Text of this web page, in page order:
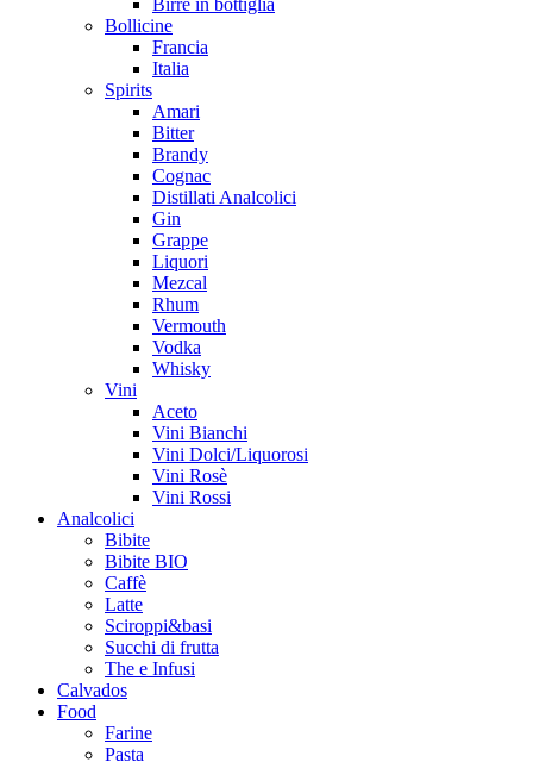
Bollicine
Francia
Italia
Spirits
Amari
Bitter
Brandy
Cognac
Distillati Analcolici
Gin
Grappe
Liquori
Mezcal
Rhum
Vermouth
Vodka
Whisky
Vini
Aceto
Vini Bianchi
Vini Dolci/Liquorosi
Vini Rosè
Vini Rossi
Analcolici
Bibite
Bibite BIO
Caffè
Latte
Sciroppi&basi
Succhi di frutta
The e Infusi
Calvados
Food
Farine
Pasta